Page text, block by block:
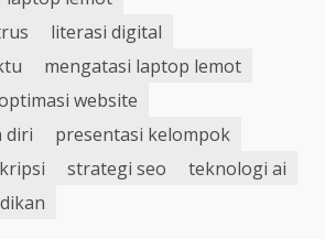
literasi digital
mengatasi laptop lemot
website
diri
presentasi kelompok
strategi seo
teknologi ai